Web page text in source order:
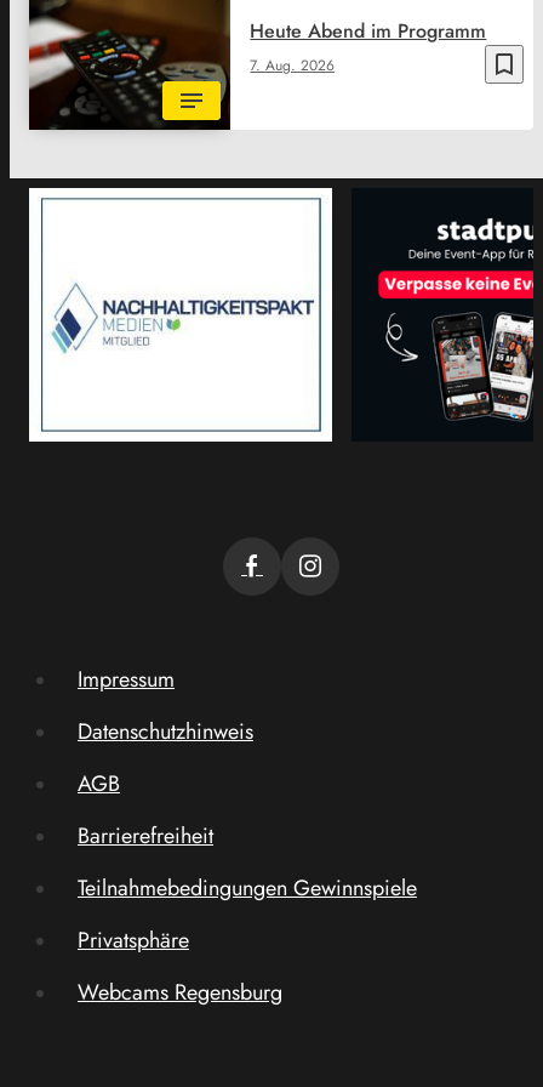
bookmark_border
7. Aug. 2026
Heute Abend im Programm
Impressum
Datenschutzhinweis
AGB
Barrierefreiheit
Teilnahmebedingungen Gewinnspiele
Privatsphäre
Webcams Regensburg